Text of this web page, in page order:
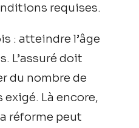
requises.
: atteindre l’âge
L’assuré doit
du nombre de
Là encore,
réforme peut